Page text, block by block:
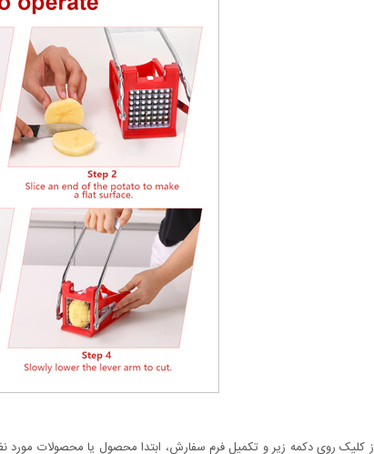
روی دکمه زیر و تکمیل فرم سفارش، ابتدا محصول یا محصولات مورد